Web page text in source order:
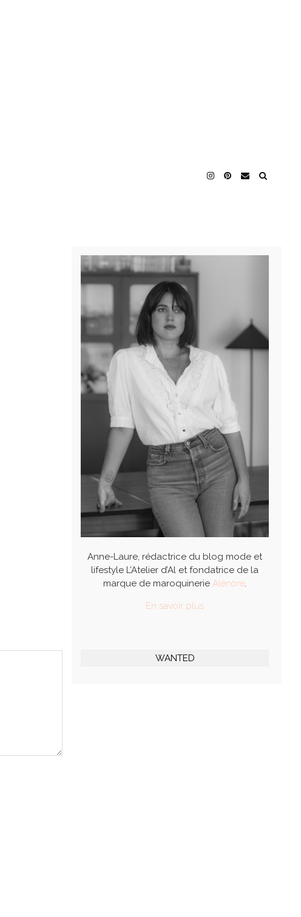
Anne-Laure, rédactrice du blog mode et
lifestyle L’Atelier d’Al et fondatrice de la
marque de maroquinerieAlénore.
En savoir plus
WANTED